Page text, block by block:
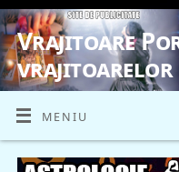
Vrajitoare
vrajitoarelor
VRAJITOARE,
MENIU